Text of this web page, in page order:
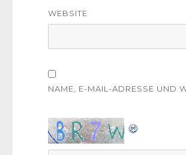
WEBSITE
NAME, E-MAIL-ADRESSE UND